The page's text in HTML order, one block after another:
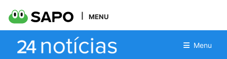
MENU
Menu